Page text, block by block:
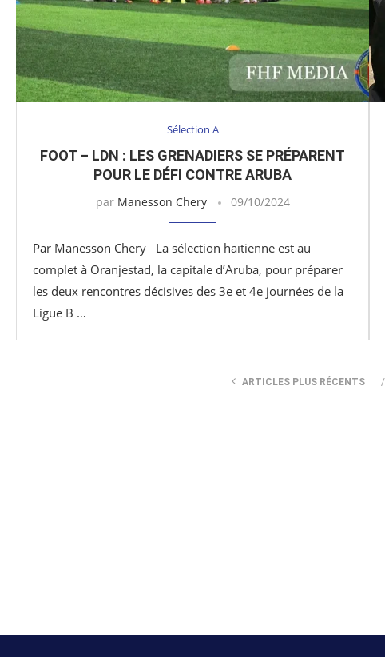
Sélection A
FOOT – LDN : LES GRENADIERS SE PRÉPARENT
POUR LE DÉFI CONTRE ARUBA
par Manesson Chery 09/10/2024
Par Manesson Chery La sélection haïtienne est au
complet à Oranjestad, la capitale d’Aruba, pour préparer
les deux rencontres décisives des 3e et 4e journées de la
Ligue B …
ARTICLES PLUS RÉCENTS